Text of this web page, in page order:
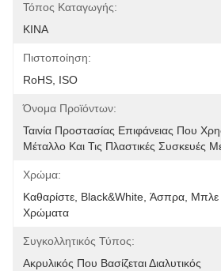
Τόπος Καταγωγής:
ΚΙΝΑ
Πιστοποίηση:
RoHS, ISO
Όνομα Προϊόντων:
Ταινία Προστασίας Επιφάνειας Που
Μέταλλο Και Τις Πλαστικές Συσκευές
Χρώμα:
Καθαρίστε, Black&white, Άσπρα,
Χρώματα
Συγκολλητικός Τύπος:
Ακρυλικός Που Βασίζεται Διαλυτικός